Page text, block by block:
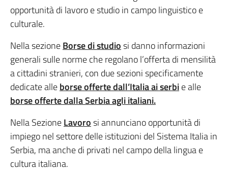
opportunità di lavoro e studio in campo linguistico e
culturale.
Nella sezioneBorse di studiosi danno informazioni
generali sulle norme che regolano l’offerta di mensilità
a cittadini stranieri, con due sezioni specificamente
dedicate alleborse offerte dall’Italia ai serbie alle
borse offerte dalla Serbia agli italiani.
Nella SezioneLavorosi annunciano opportunità di
impiego nel settore delle istituzioni del Sistema Italia in
Serbia, ma anche di privati nel campo della lingua e
cultura italiana.